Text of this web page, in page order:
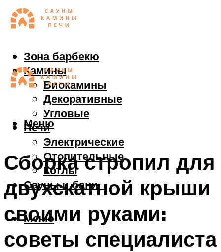
Зона барбекю
Камины
Биокамины
Декоративные
Угловые
Печи
Электрические
Отопительные
Котлы
Сауны и бани
Меню
Меню
Сборка стропил для
двухскатной крыши
своими руками:
советы специалиста